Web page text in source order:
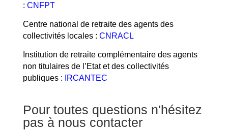
: CNFPT
Centre national de retraite des agents des
collectivités locales : CNRACL
Institution de retraite complémentaire des agents
non titulaires de l’Etat et des collectivités
publiques :
IRCANTEC
Pour toutes questions n'hésitez
pas à nous contacter